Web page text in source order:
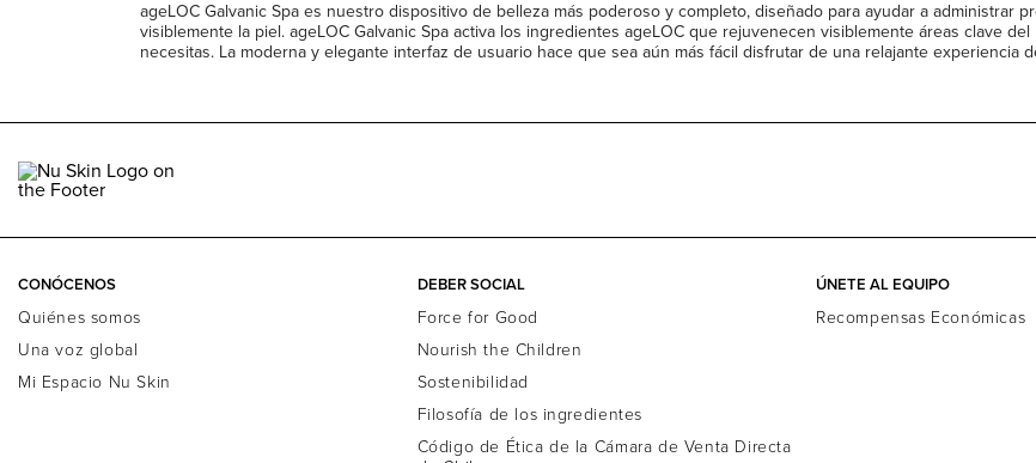
ageLOC Galvanic Spa es nuestro dispositivo de belleza más poderoso y completo, diseñado para ayudar a administrar
visiblemente la piel. ageLOC Galvanic Spa activa los ingredientes ageLOC que rejuvenecen visiblemente áreas clave
necesitas. La moderna y elegante interfaz de usuario hace que sea aún más fácil disfrutar de una relajante experiencia
CONÓCENOS
Quiénes somos
Una voz global
Mi Espacio Nu Skin
DEBER SOCIAL
Force for Good
Nourish the Children
Sostenibilidad
Filosofía de los ingredientes
Código de Ética de la Cámara de Venta Directa
ÚNETE AL EQUIPO
Recompensas Económicas